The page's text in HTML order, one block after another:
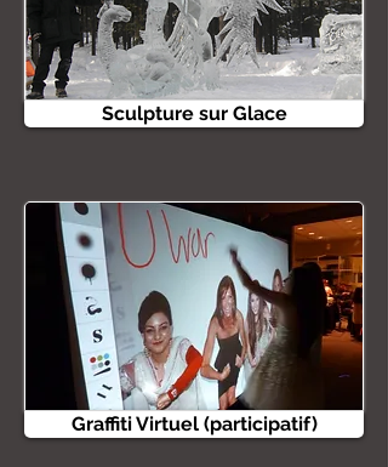
Sculpture sur Glace
Graffiti Virtuel (participatif)